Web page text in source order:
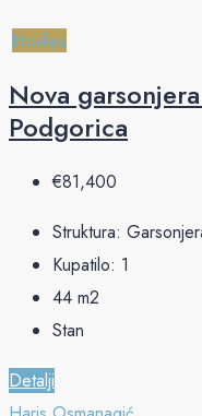
Prodaja
Nova
Podgorica
€‎81,400
Struktura:
Kupatilo: 1
44 m2
Stan
Detalji